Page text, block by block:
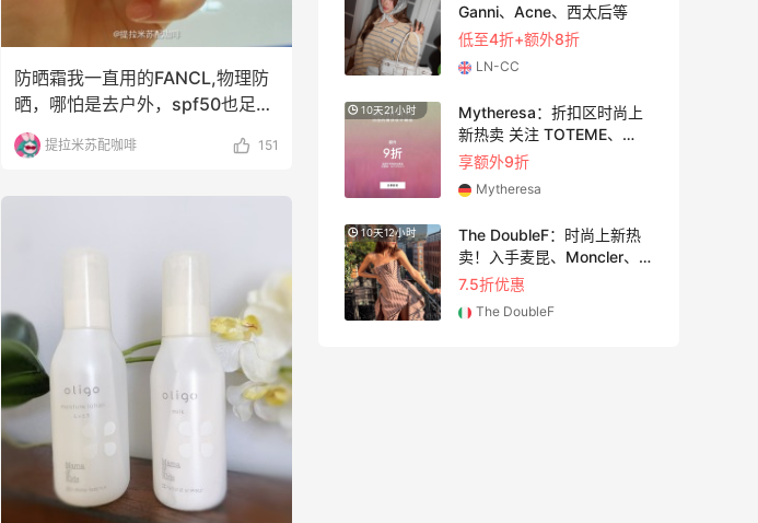
防晒霜我一直用的FANCL,物理防
晒，哪怕是去户外，spf50也足足
够了，听说这
提拉米苏配咖啡 151
Ganni、Acne、西太后等
低至4折+额外8折
LN-CC
10天21小时
Mytheresa：折扣区时尚上
新热卖 关注 TOTEME、
ZIMMERMAN 等
卖！入手麦昆、Moncler、
网：美妆礼遇！满$150立省
$50
Bobbi Brown
2天15小时
Diesel Europe：折扣区上新
热卖！入手包袋、服饰、鞋
履等
低至5折
Diesel Europe
3小时
Maje US：限时闪促！入手
明星同款服饰
精选低至2折
Maje US